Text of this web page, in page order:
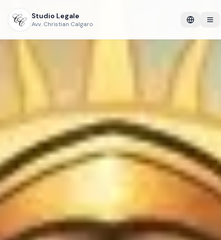
Studio Legale
Avv. Christian Calgaro